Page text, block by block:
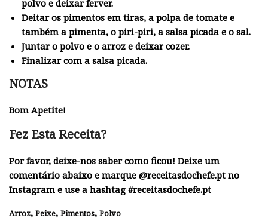
polvo e deixar ferver.
Deitar os pimentos em tiras, a polpa de tomate e
também a pimenta, o piri-piri, a salsa picada e o sal.
Juntar o polvo e o arroz e deixar cozer.
Finalizar com a salsa picada.
NOTAS
Bom Apetite!
Fez Esta Receita?
Por favor, deixe-nos saber como ficou! Deixe um
comentário abaixo e marque @receitasdochefe.pt no
Instagram e use a hashtag #receitasdochefe.pt
Arroz, Peixe, Pimentos, Polvo